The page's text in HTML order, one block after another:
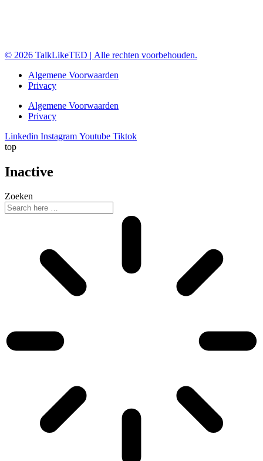
© 2026 TalkLikeTED | Alle rechten voorbehouden.
Algemene Voorwaarden
Privacy
Algemene Voorwaarden
Privacy
Linkedin Instagram Youtube Tiktok
top
Inactive
Zoeken